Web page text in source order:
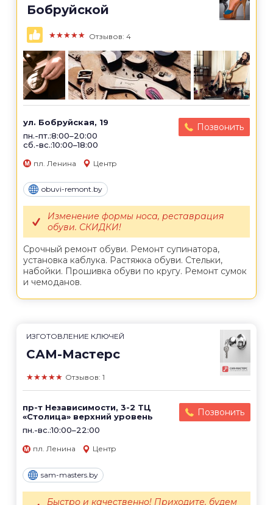
Бобруйской
★★★★★ Отзывов: 4
ул. Бобруйская, 19
пн.-пт.:8:00–20:00
сб.-вс.:10:00–18:00
Позвонить
пл. Ленина Центр
obuvi-remont.by
Срочный ремонт обуви. Ремонт супинатора,
установка каблука. Растяжка обуви. Стельки,
набойки. Прошивка обуви по кругу. Ремонт сумок
и чемоданов.
Изменение формы носа, реставрация
обуви. СКИДКИ!
ИЗГОТОВЛЕНИЕ КЛЮЧЕЙ
САМ-Мастерс
★★★★★ Отзывов: 1
пр-т Независимости, 3-2 ТЦ
«Столица» верхний уровень
пн.-вс.:10:00–22:00
Позвонить
пл. Ленина Центр
sam-masters.by
Быстро и качественно! Приходите, будем